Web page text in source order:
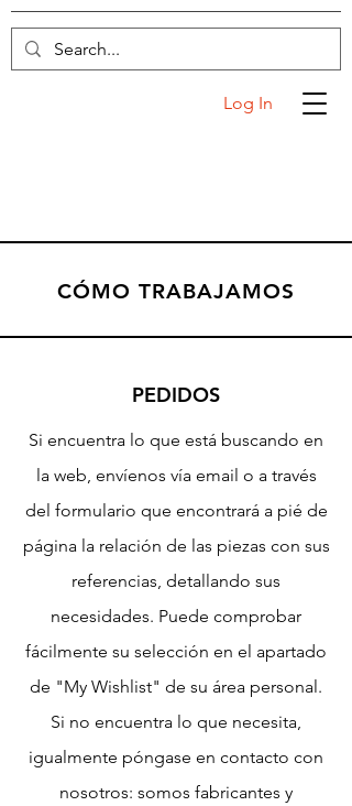
Log In
PEDIDOS
Si encuentra lo que está buscando en
la web, envíenos vía email o a través
del formulario que encontrará a pié de
página la relación de las piezas con sus
referencias, detallando sus
necesidades. Puede comprobar
fácilmente su selección en el apartado
de "My Wishlist" de su área personal.
Si no encuentra lo que necesita,
igualmente póngase en contacto con
nosotros: somos fabricantes y
CÓMO TRABAJAMOS